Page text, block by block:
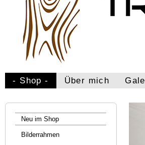
- Shop - Über mich
Neu im Shop
Bilderrahmen